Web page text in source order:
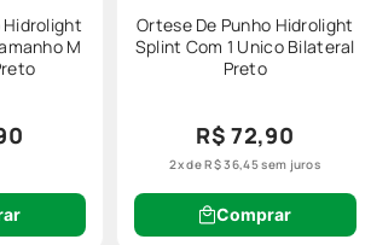
Hidrolight
M
Ortese De Punho Hidrolight
Splint Com 1 Unico Bilateral
Preto
R$ 72,90
2x deR$36,45sem juros
Comprar